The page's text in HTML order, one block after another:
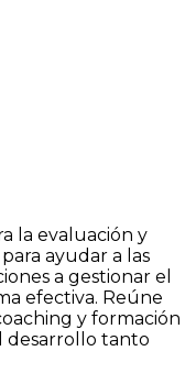
la evaluación y
ayudar a las
a gestionar el
efectiva. Reúne
y formación
desarrollo tanto